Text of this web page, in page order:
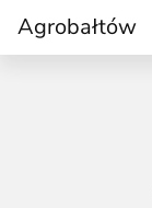
Agrobałtów